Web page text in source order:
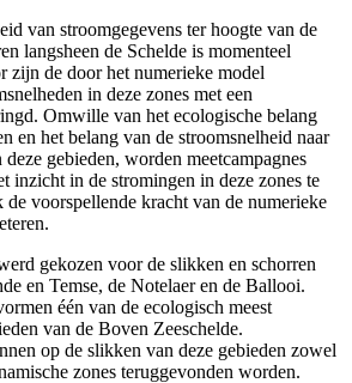
van stroomgegevens ter hoogte van de
langsheen de Schelde is momenteel
zijn de door het numerieke model
in deze zones met een
Omwille van het ecologische belang
en het belang van de stroomsnelheid naar
gebieden, worden meetcampagnes
inzicht in de stromingen in deze zones te
de voorspellende kracht van de numerieke
gekozen voor de slikken en schorren
en Temse, de Notelaer en de Ballooi.
één van de ecologisch meest
van de Boven Zeeschelde.
op de slikken van deze gebieden zowel
zones teruggevonden worden.